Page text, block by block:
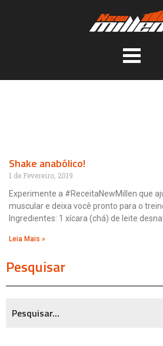
Shake anabólico!
1 de Fevereiro, 2019
Experimente a #ReceitaNewMillen que
muscular e deixa você pronto para o
Ingredientes: 1 xícara (chá) de leite
Leia Mais »
Pesquisar